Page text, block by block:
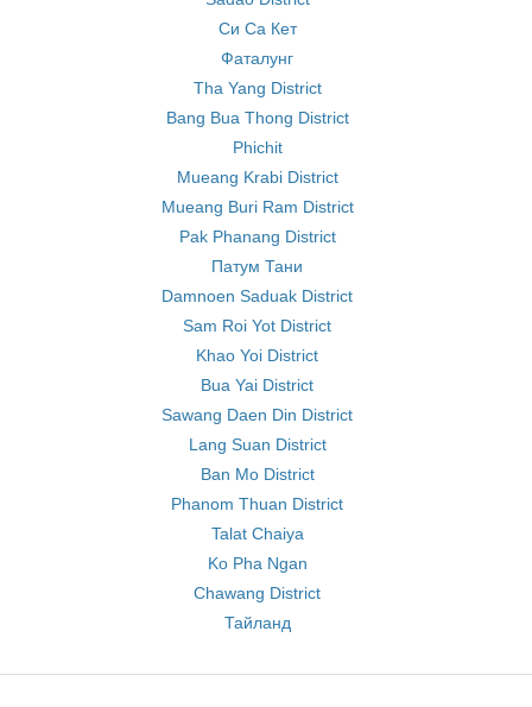
Си Са Кет
Фаталунг
Tha Yang District
Bang Bua Thong District
Phichit
Mueang Krabi District
Mueang Buri Ram District
Pak Phanang District
Патум Тани
Damnoen Saduak District
Sam Roi Yot District
Khao Yoi District
Bua Yai District
Sawang Daen Din District
Lang Suan District
Ban Mo District
Phanom Thuan District
Talat Chaiya
Ko Pha Ngan
Chawang District
Тайланд